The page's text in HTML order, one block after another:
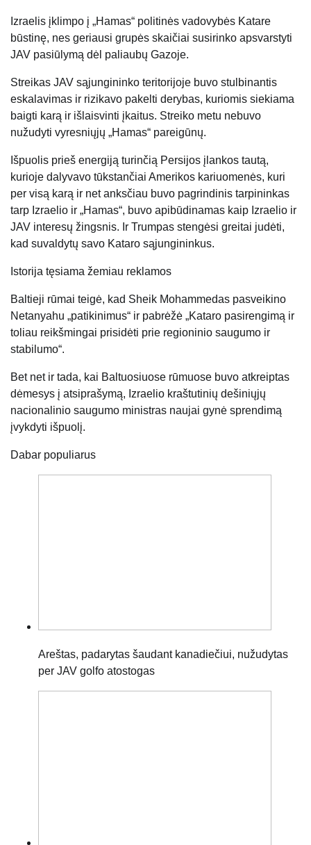
Izraelis įklimpo į „Hamas“ politinės vadovybės Katare
būstinę, nes geriausi grupės skaičiai susirinko apsvarstyti
JAV pasiūlymą dėl paliaubų Gazoje.
Streikas JAV sąjungininko teritorijoje buvo stulbinantis
eskalavimas ir rizikavo pakelti derybas, kuriomis siekiama
baigti karą ir išlaisvinti įkaitus. Streiko metu nebuvo
nužudyti vyresniųjų „Hamas“ pareigūnų.
Išpuolis prieš energiją turinčią Persijos įlankos tautą,
kurioje dalyvavo tūkstančiai Amerikos kariuomenės, kuri
per visą karą ir net anksčiau buvo pagrindinis tarpininkas
tarp Izraelio ir „Hamas“, buvo apibūdinamas kaip Izraelio ir
JAV interesų žingsnis. Ir Trumpas stengėsi greitai judėti,
kad suvaldytų savo Kataro sąjungininkus.
Istorija tęsiama žemiau reklamos
Baltieji rūmai teigė, kad Sheik Mohammedas pasveikino
Netanyahu „patikinimus“ ir pabrėžė „Kataro pasirengimą ir
toliau reikšmingai prisidėti prie regioninio saugumo ir
stabilumo“.
Bet net ir tada, kai Baltuosiuose rūmuose buvo atkreiptas
dėmesys į atsiprašymą, Izraelio kraštutinių dešiniųjų
nacionalinio saugumo ministras naujai gynė sprendimą
įvykdyti išpuolį.
Dabar populiarus
Areštas, padarytas šaudant kanadiečiui, nužudytas
per JAV golfo atostogas